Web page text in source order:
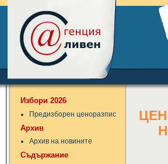
Избори 2026
Предизборен ценоразпис
Архив
Архив на новините
Съдържание